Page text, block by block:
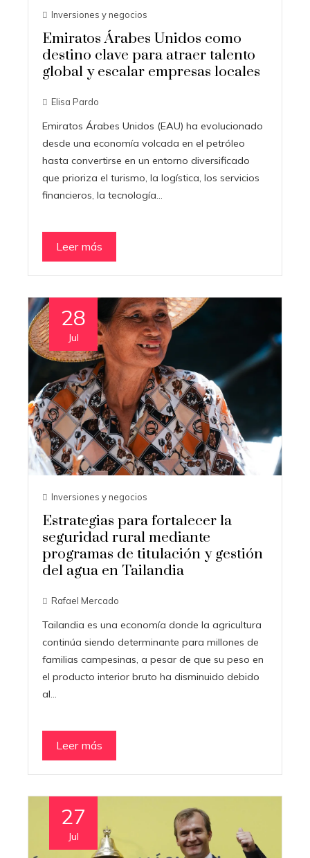
Inversiones y negocios
Emiratos Árabes Unidos como
destino clave para atraer talento
global y escalar empresas locales
Elisa Pardo
Emiratos Árabes Unidos (EAU) ha evolucionado
desde una economía volcada en el petróleo
hasta convertirse en un entorno diversificado
que prioriza el turismo, la logística, los servicios
financieros, la tecnología…
Leer más
28
Jul
Inversiones y negocios
Estrategias para fortalecer la
seguridad rural mediante
programas de titulación y gestión
del agua en Tailandia
Rafael Mercado
Tailandia es una economía donde la agricultura
continúa siendo determinante para millones de
familias campesinas, a pesar de que su peso en
el producto interior bruto ha disminuido debido
al…
Leer más
27
Jul